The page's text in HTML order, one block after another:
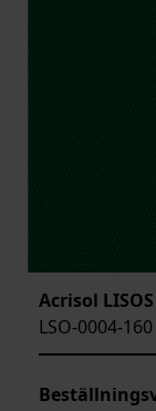
Acrisol
LSO-0004-160